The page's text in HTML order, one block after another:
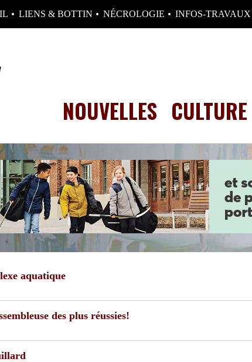
LIENS & BOTTIN NÉCROLOGIE INFOS-TRAVAUX
NOUVELLES CULTURE
aquatique
des plus réussies!